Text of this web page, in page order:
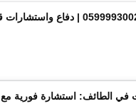
في الطائف: استشارة فورية